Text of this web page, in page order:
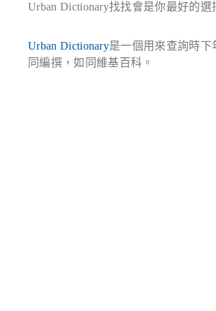
Urban Dictionary找找會是你最好的選
Urban Dictionary是一個用來查詢時
同編撰，如同維基百科。